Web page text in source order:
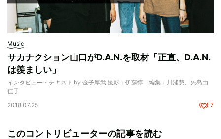
Music
サカナクション山口がD.A.N.を取材「正直、D.A.N.
は羨ましい」
インタビュー・テキスト by 金子厚武 撮影：伊藤惇 編集：川浦慧、矢島由
佳子
2018.07.25
7
このコントリビューターの記事を読む